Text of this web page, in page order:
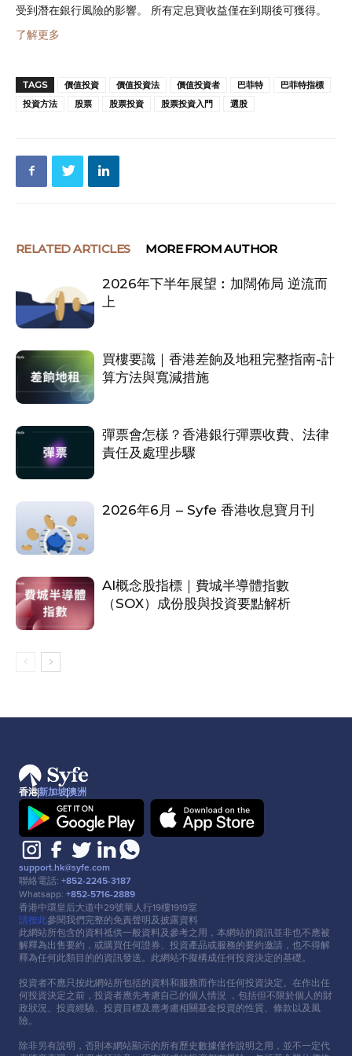
受到潛在銀行風險的影響。 所有定息寶收益僅在到期後可獲得。
了解更多
TAGS 價值投資 價值投資法 價值投資者 巴菲特
巴菲特指標
投資方法
股票 股票投資 股票投資入門 選股
RELATED ARTICLES MORE FROM AUTHOR
2026年下半年展望︰加闊佈局 逆流而
上
買樓要識｜香港差餉及地租完整指南-計
算方法與寬減措施
彈票會怎樣？香港銀行彈票收費、法律
責任及處理步驟
2026年6月 – Syfe 香港收息寶月刊
AI概念股指標｜費城半導體指數
（SOX）成份股與投資要點解析
香港新加坡澳洲
support.hk@syfe.com
聯絡電話: +852-2245-3187
Whatsapp: +852-5716-2889
香港中環皇后⼤道中29號華⼈⾏19樓1919室
請按此參閱我們完整的免責聲明及披露資料
此網站所包含的資料祗供⼀般資料及參考之⽤，本網站的資訊並非也不應被
解釋為出售要約，或購買任何證券、投資產品或服務的要約邀請，也不得解
釋為任何此類⽬的的資訊發送。此網站不擬構成任何投資決定的基礎。
投資者不應只按此網站所包括的資料和服務⽽作出任何投資決定。在作出任
何投資決定之前，投資者應先考慮⾃⼰的個⼈情況 ，包括但不限於個⼈的財
政狀況、投資經驗、投資⽬標及應考慮相關基⾦投資的性質、條款以及風
險。
除非另有說明，否則本網站顯示的所有歷史數據僅作說明之⽤，並不⼀定代